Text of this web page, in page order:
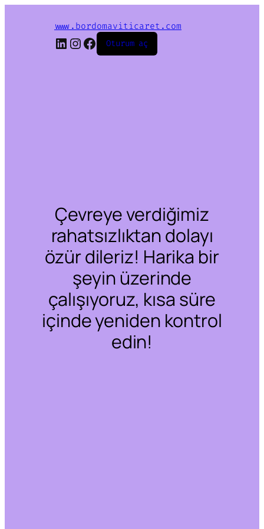
www.bordomaviticaret.com
LinkedIn
Instagram
Facebook
Oturum aç
Çevreye verdiğimiz
rahatsızlıktan dolayı
özür dileriz! Harika bir
şeyin üzerinde
çalışıyoruz, kısa süre
içinde yeniden kontrol
edin!